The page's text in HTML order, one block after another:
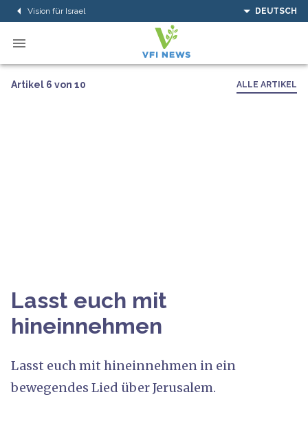
Vision für Israel DEUTSCH
Artikel 6 von 10 ALLE ARTIKEL
Lasst euch mit
hineinnehmen
Lasst euch mit hineinnehmen in ein
bewegendes Lied über Jerusalem.